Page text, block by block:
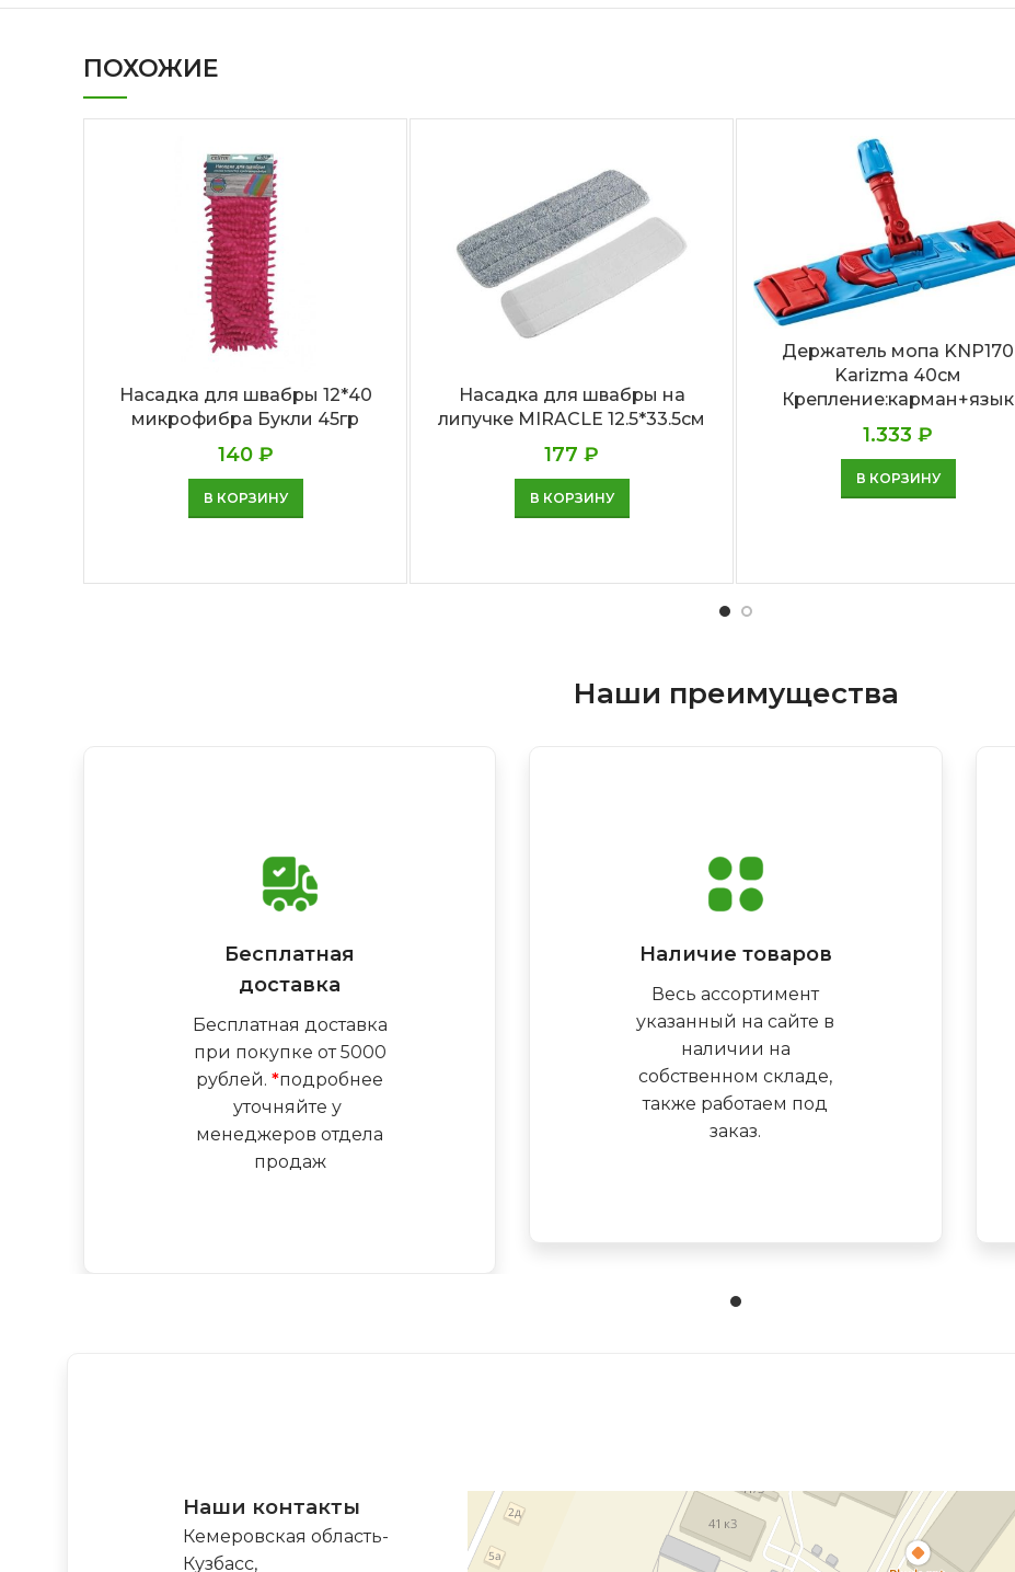
ПОХОЖИЕ
Насадка для швабры 12*40
микрофибра Букли 45гр
140 ₽
В КОРЗИНУ
Насадка для швабры на
липучке MIRACLE 12.5*33.5см
177₽
В КОРЗИНУ
Держатель мопа KNP170
Karizma 40см
Крепление:карман+язык
1.333₽
В КОРЗИНУ
Наши преимущества
Бесплатная
доставка
Бесплатная доставка
при покупке от 5000
рублей.*подробнее
уточняйте у
менеджеров отдела
продаж
Наличие товаров
Весь ассортимент
указанный на сайте в
наличии на
собственном складе,
также работаем под
заказ.
Наши контакты
Кемеровская область-
Кузбасс,